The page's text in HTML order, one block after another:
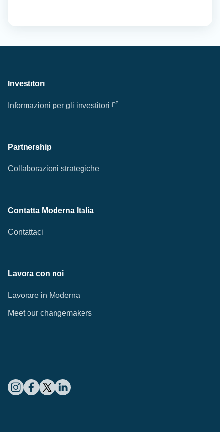
Investitori
Informazioni per gli investitori
Partnership
Collaborazioni strategiche
Contatta Moderna Italia
Contattaci
Lavora con noi
Lavorare in Moderna
Meet our changemakers